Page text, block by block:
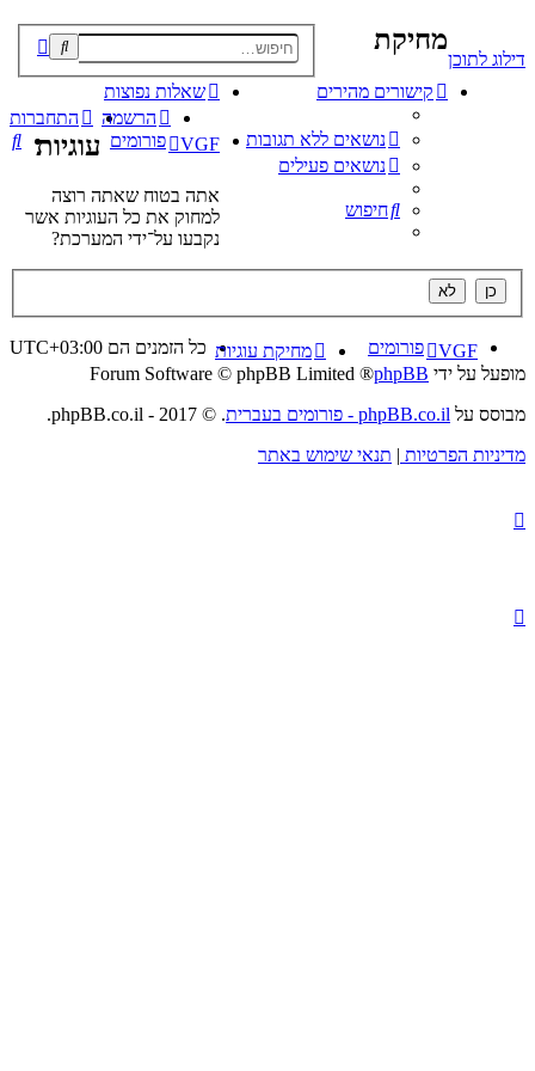
דילוג לתוכן
קישורים מהירים
נושאים ללא תגובות
נושאים פעילים
חיפוש
שאלות נפוצות
התחברות
הרשמה
VGF
פורומים
מחיקת
עוגיות
אתה בטוח שאתה רוצה
למחוק את כל העוגיות אשר
נקבעו על־ידי המערכת?
VGF פורומים כל הזמנים הם UTC+03:00
מחיקת עוגיות
מופעל על ידי phpBB
® Forum Software © phpBB Limited
מבוסס על phpBB.co.il - פורומים בעברית
. © 2017 - phpBB.co.il.
מדיניות הפרטיות | תנאי שימוש באתר